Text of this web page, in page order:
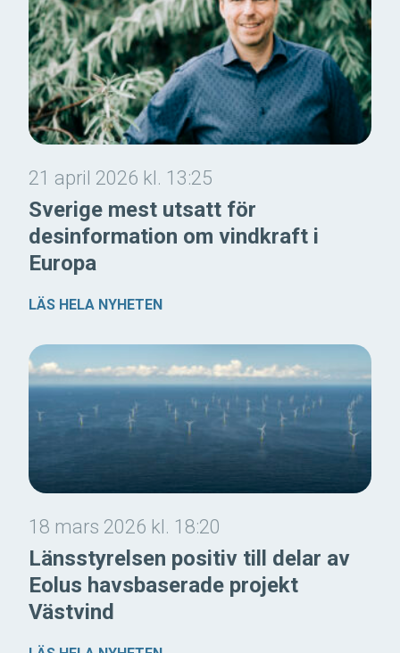
21 april 2026 kl. 13:25
Sverige mest utsatt för
desinformation om vindkraft i
Europa
LÄS HELA NYHETEN
18 mars 2026 kl. 18:20
Länsstyrelsen positiv till delar av
Eolus havsbaserade projekt
Västvind